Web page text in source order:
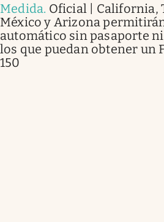
Medida. Oficial | California,
México y Arizona
automático sin pasaporte
los que puedan obtener un
150